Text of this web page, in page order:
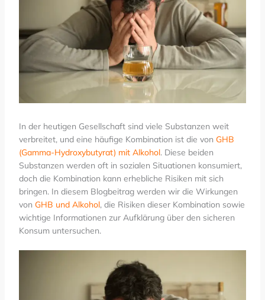
In der heutigen Gesellschaft sind viele Substanzen weit
verbreitet, und eine häufige Kombination ist die von GHB
(Gamma-Hydroxybutyrat) mit Alkohol. Diese beiden
Substanzen werden oft in sozialen Situationen konsumiert,
doch die Kombination kann erhebliche Risiken mit sich
bringen. In diesem Blogbeitrag werden wir die Wirkungen
von GHB und Alkohol, die Risiken dieser Kombination sowie
wichtige Informationen zur Aufklärung über den sicheren
Konsum untersuchen.